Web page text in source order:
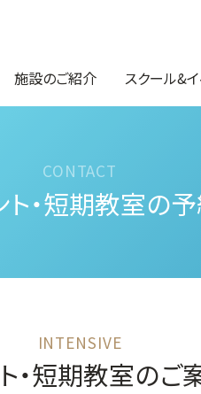
施設のご紹介 スクール&
ト・短期教室の
・短期教室のご